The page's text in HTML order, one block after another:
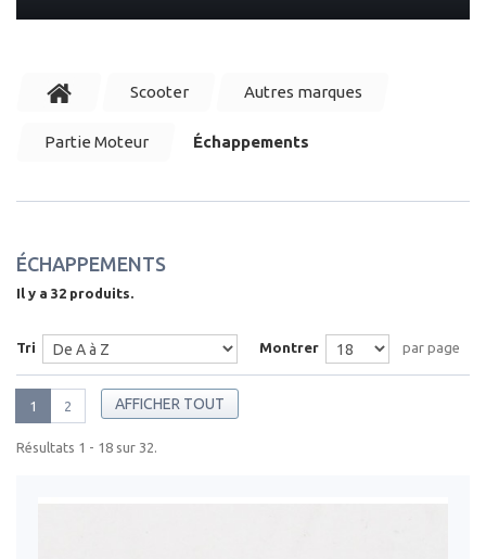
Scooter Autres marques
Partie Moteur Échappements
ÉCHAPPEMENTS
Il y a 32 produits.
Tri Montrer par page
AFFICHER TOUT
1 2
Résultats 1 - 18 sur 32.